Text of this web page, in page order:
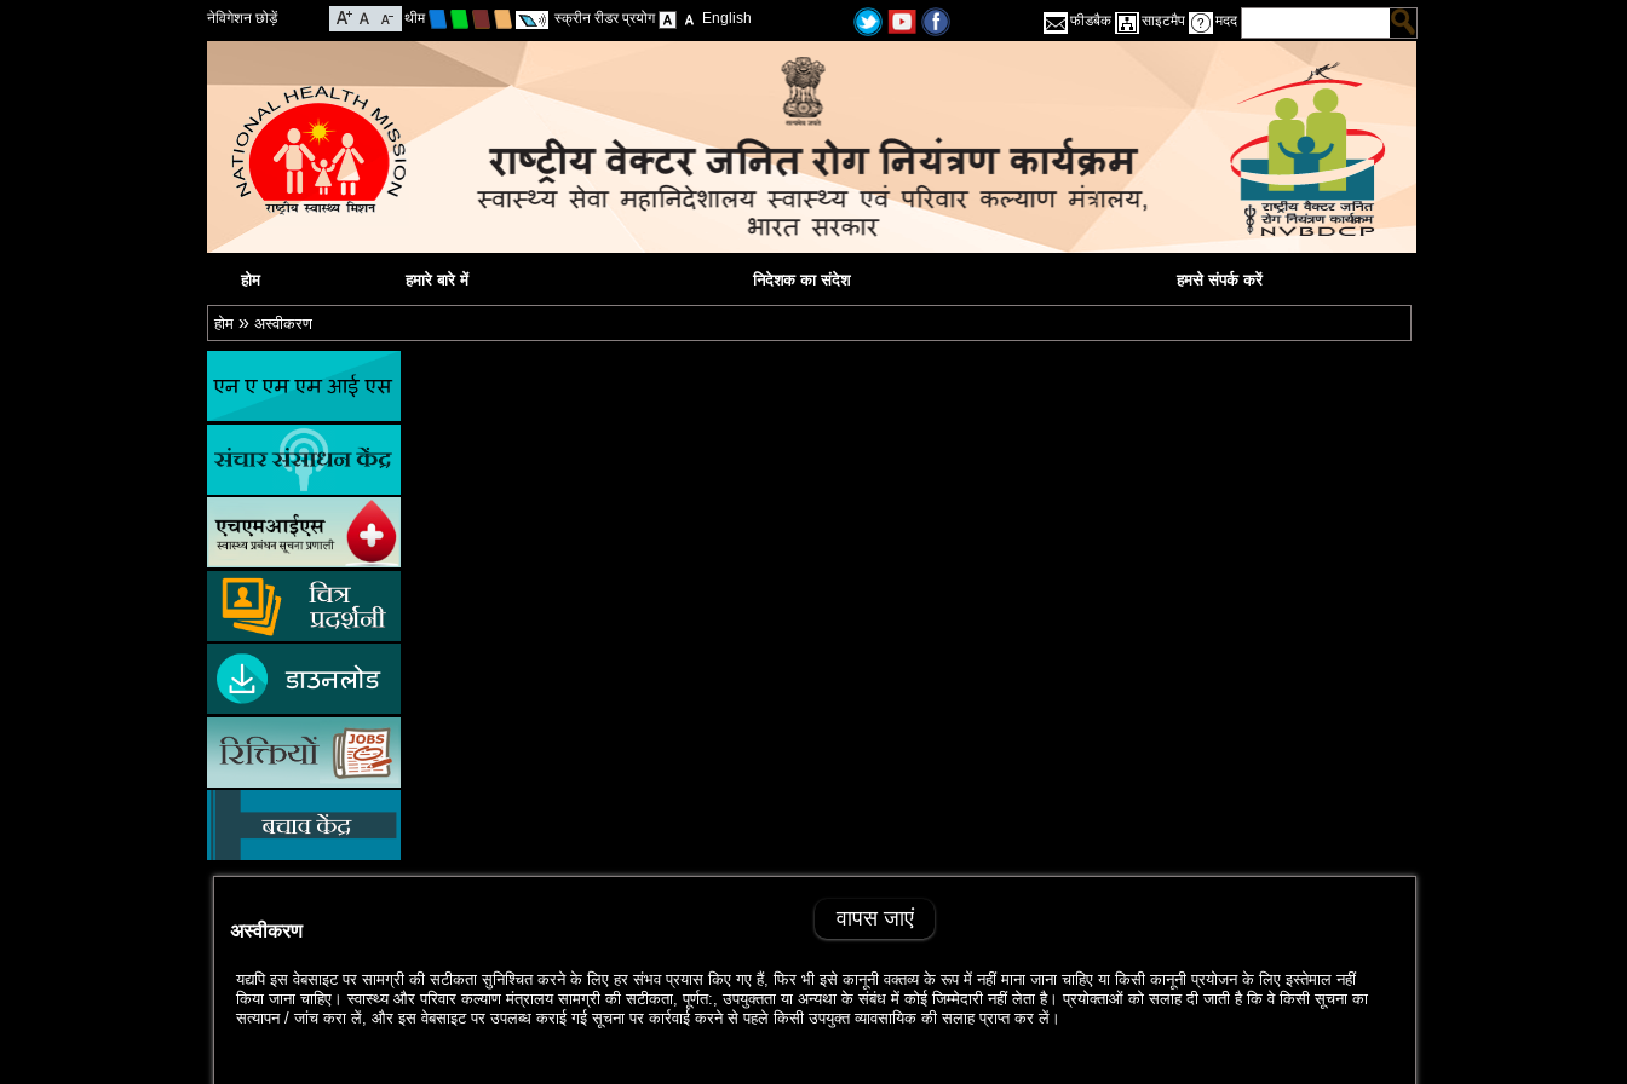
नेविगेशन छोड़ें थीम स्क्रीन रीडर प्रयोग English फीडबैक साइटमैप मदद
होम हमारे बारे में निदेशक का संदेश हमसे संपर्क करें
होम» अस्वीकरण
अस्वीकरण
वापस जाएं
यद्यपि इस वेबसाइट पर सामग्री की सटीकता सुनिश्‍चित करने के लिए हर संभव प्रयास किए गए हैं, फिर भी इसे कानूनी वक्‍तव्‍य के रूप में नहीं माना जाना चाहिए या किसी कानूनी प्रयोजन के लिए इस्‍तेमाल नहीं
किया जाना चाहिए। स्‍वास्‍थ्‍य और परिवार कल्‍याण मंत्रालय सामग्री की सटीकता, पूर्णत:, उपयुक्‍तता या अन्‍यथा के संबंध में कोई जिम्‍मेदारी नहीं लेता है। प्रयोक्‍ताओं को सलाह दी जाती है कि वे किसी सूचना का
सत्‍यापन / जांच करा लें, और इस वेबसाइट पर उपलब्‍ध कराई गई सूचना पर कार्रवाई करने से पहले किसी उपयुक्‍त व्‍यावसायिक की सलाह प्राप्‍त कर लें।